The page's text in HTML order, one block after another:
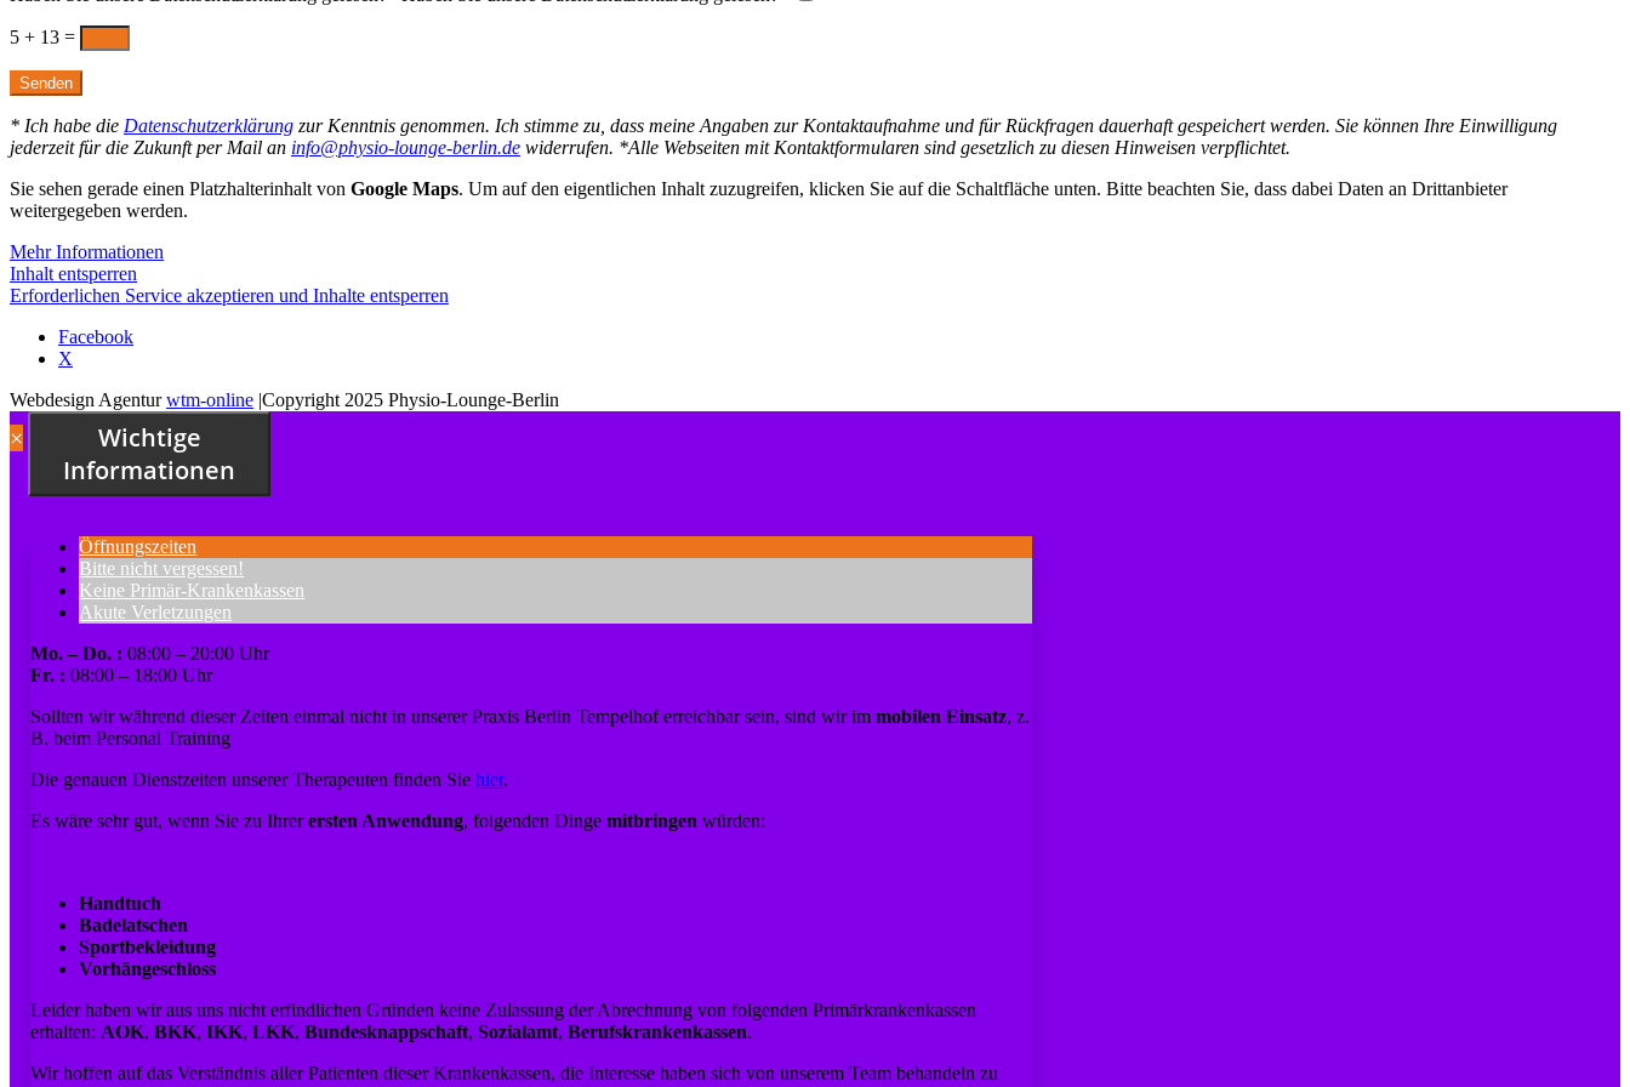
5 + 13 =
Senden
* Ich habe die Datenschutzerklärung zur Kenntnis genommen. Ich stimme zu, dass meine Angaben zur Kontaktaufnahme und für Rückfragen dauerhaft gespeichert werden. Sie können Ihre Einwilligung
jederzeit für die Zukunft per Mail an info@physio-lounge-berlin.de widerrufen. *Alle Webseiten mit Kontaktformularen sind gesetzlich zu diesen Hinweisen verpflichtet.
Sie sehen gerade einen Platzhalterinhalt von Google Maps. Um auf den eigentlichen Inhalt zuzugreifen, klicken Sie auf die Schaltfläche unten. Bitte beachten Sie, dass dabei Daten an Drittanbieter
weitergegeben werden.
Mehr Informationen
Inhalt entsperren
Erforderlichen Service akzeptieren und Inhalte entsperren
Facebook
X
Webdesign Agenturwtm-online |Copyright 2025 Physio-Lounge-Berlin
×
Wichtige
Informationen
Öffnungszeiten
Bitte nicht vergessen!
Keine Primär-Krankenkassen
Akute Verletzungen
Mo. – Do. : 08:00 – 20:00 Uhr
Fr. : 08:00 – 18:00 Uhr
Sollten wir während dieser Zeiten einmal nicht in unserer Praxis Berlin Tempelhof erreichbar sein, sind wir immobilen Einsatz, z.
B. beim Personal Training
Die genauen Dienstzeiten unserer Therapeuten finden Siehier.
Es wäre sehr gut, wenn Sie zu Ihrerersten Anwendung, folgenden Dingemitbringen würden:
Handtuch
Badelatschen
Sportbekleidung
Vorhängeschloss
Leider haben wir aus uns nicht erfindlichen Gründen keine Zulassung der Abrechnung von folgenden Primärkrankenkassen
erhalten: AOK,BKK,IKK,LKK,Bundesknappschaft,Sozialamt,Berufskrankenkassen.
Wir hoffen auf das Verständnis aller Patienten dieser Krankenkassen, die Interesse haben sich von unserem Team behandeln zu